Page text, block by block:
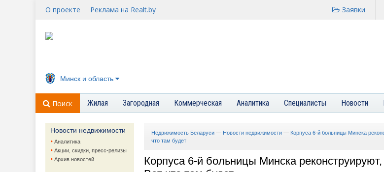
О проекте Реклама на Realt.by Заявки
Минск и область
Поиск Жилая Загородная Коммерческая Аналитика Специалисты Новости
Новости недвижимости
Аналитика
Акции, скидки, пресс-релизы
Архив новостей
Недвижимость Беларуси — Новости недвижимости — Корпуса 6-й больницы Минска
что там будет
Корпуса 6-й больницы Минска реконструируют,